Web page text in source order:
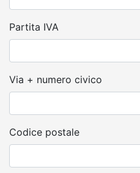
Partita IVA
Via + numero civico
Codice postale